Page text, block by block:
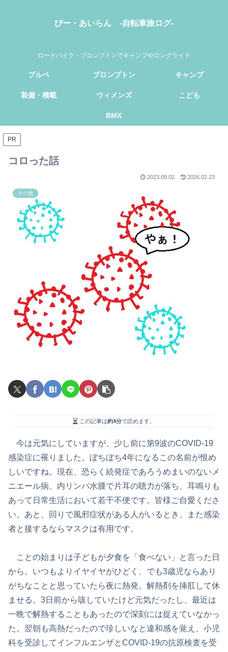
びー・あいらん -自転車旅ログ-
ロードバイク・ブロンプトンでキャンプやロングライド
ブルベ ブロンプトン キャンプ
装備・積載 ウィメンズ こども
BMX
PR
コロった話
2023.09.02 2026.02.23
その他
この記事は約4分で読めます。
今は元気にしていますが、少し前に第9波のCOVID-19
感染症に罹りました。ぼちぼち4年になるこの名前が恨め
しいですね。現在、恐らく続発症であろうめまいのないメ
ニエール病、内リンパ水腫で片耳の聴力が落ち、耳鳴りも
あって日常生活において若干不便です。皆様ご自愛くださ
い。あと、回りで風邪症状がある人がいるとき、また感染
者と接するならマスクは有用です。
ことの始まりは子どもが夕食を「食べない」と言った日
から。いつもよりイヤイヤがひどく、でも3歳児ならあり
がちなことと思っていたら夜に熱発。解熱剤を挿肛して休
ませる。3日前から咳していたけど元気だったし、最近は
一晩で解熱することもあったので深刻には捉えていなかっ
た。翌朝も高熱だったので珍しいなと違和感を覚え、小児
科を受診してインフルエンザとCOVID-19の抗原検査を受